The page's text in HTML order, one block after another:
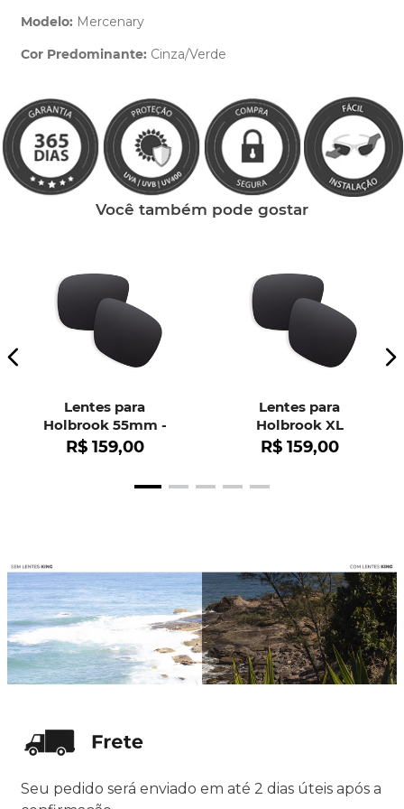
Modelo: Mercenary
Cor Predominante: Cinza/Verde
Você também pode gostar
Lentes para
Holbrook 55mm -
OO9102
R$ 159,00
Lentes para
Holbrook XL
R$ 159,00
Seu pedido será enviado em até 2 dias úteis após a